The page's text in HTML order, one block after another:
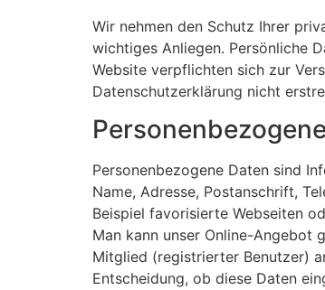
Wir nehmen den Schutz Ihrer
wichtiges Anliegen. Persönliche
Website verpflichten sich zur
Datenschutzerklärung nicht
Personenbezogene Daten sind
Name, Adresse, Postanschrift,
Beispiel favorisierte Webseiten
Man kann unser Online-Angebot
Mitglied (registrierter Benutzer)
Entscheidung, ob diese Daten